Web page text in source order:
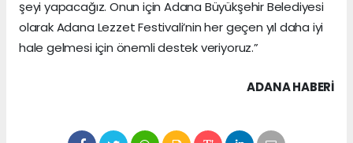
şeyi yapacağız. Onun için Adana Büyükşehir Belediyesi
olarak Adana Lezzet Festivali’nin her geçen yıl daha iyi
hale gelmesi için önemli destek veriyoruz.”
ADANA HABERİ